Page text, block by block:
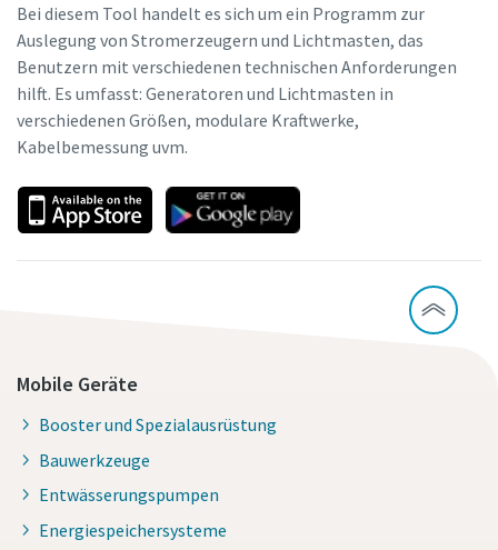
Bei diesem Tool handelt es sich um ein Programm zur
Auslegung von Stromerzeugern und Lichtmasten, das
Benutzern mit verschiedenen technischen Anforderungen
hilft. Es umfasst: Generatoren und Lichtmasten in
verschiedenen Größen, modulare Kraftwerke,
Kabelbemessung uvm.
Mobile Geräte
Booster und Spezialausrüstung
Bauwerkzeuge
Entwässerungspumpen
Energiespeichersysteme